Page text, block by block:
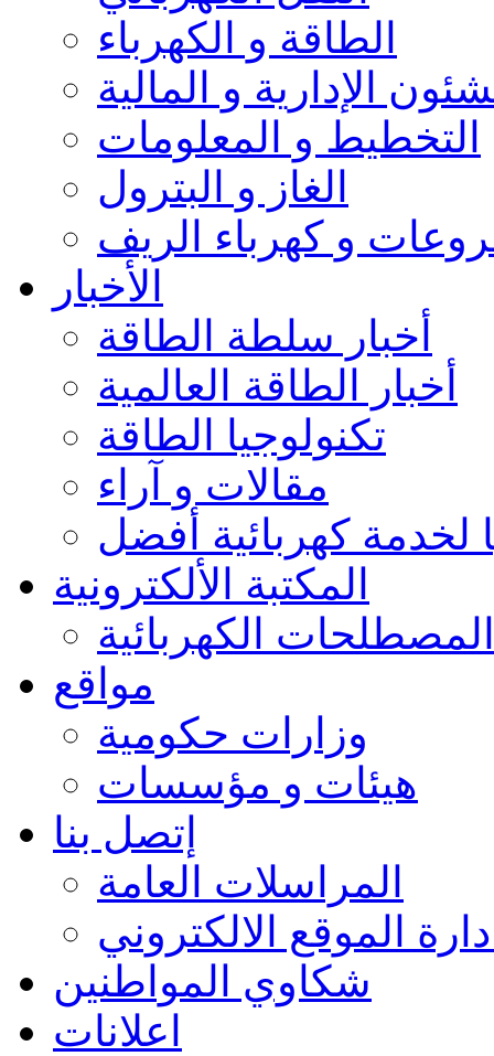
الطاقة و الكهرباء
الإدارية و المالية
التخطيط و المعلومات
الغاز و البترول
و كهرباء الريف
الأخبار
أخبار سلطة الطاقة
أخبار الطاقة العالمية
تكنولوجيا الطاقة
مقالات و آراء
لخدمة كهربائية أفضل
المكتبة الألكترونية
الكهربائية
مواقع
وزارات حكومية
هيئات و مؤسسات
إتصل بنا
المراسلات العامة
الموقع الالكتروني
شكاوي المواطنين
اعلانات